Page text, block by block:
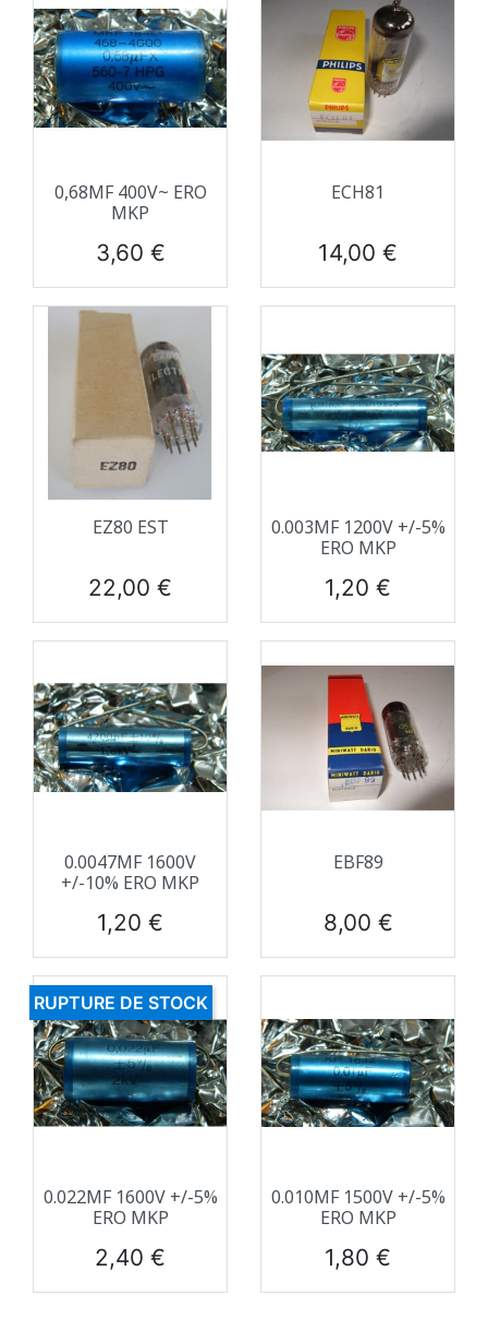
0,68ΜF 400V~ ERO
MKP
Prix
3,60 €
ECH81
Prix
14,00 €
EZ80 EST
Prix
22,00 €
0.003ΜF 1200V +/-5%
ERO MKP
Prix
1,20 €
0.0047ΜF 1600V
+/-10% ERO MKP
Prix
1,20 €
EBF89
Prix
8,00 €
0.022ΜF 1600V +/-5%
ERO MKP
Prix
2,40 €
RUPTURE DE STOCK
0.010ΜF 1500V +/-5%
ERO MKP
Prix
1,80 €